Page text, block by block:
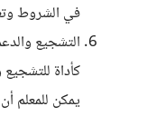
في الشروط
التشجيع
كأداة
يمكن للمعلم